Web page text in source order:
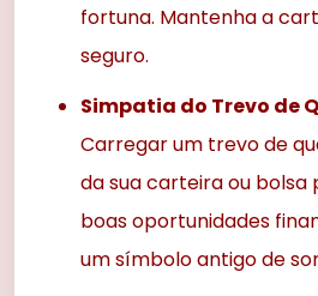
fortuna. Mantenha a
seguro.
Simpatia do Trevo de
Carregar um trevo de
da sua carteira ou
boas oportunidades
um símbolo antigo de